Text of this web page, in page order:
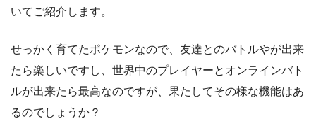
いてご紹介します。
せっかく育てたポケモンなので、友達とのバトルやが出来
たら楽しいですし、世界中のプレイヤーとオンラインバト
ルが出来たら最高なのですが、果たしてその様な機能はあ
るのでしょうか？